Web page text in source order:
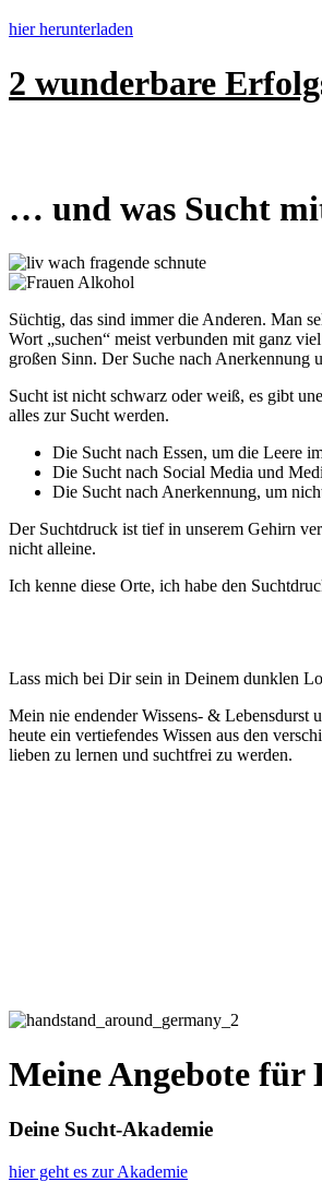
hier herunterladen
2 wunderbare
… und was Sucht
Süchtig, das sind immer die Anderen. Man
Wort „suchen“ meist verbunden mit ganz
großen Sinn. Der Suche nach Anerkennung
Sucht ist nicht schwarz oder weiß, es gibt
alles zur Sucht werden.
Die Sucht nach Essen, um die Leere
Die Sucht nach Social Media und
Die Sucht nach Anerkennung, um
Der Suchtdruck ist tief in unserem Gehirn
nicht alleine.
Ich kenne diese Orte, ich habe den
Lass mich bei Dir sein in Deinem dunklen
Mein nie endender Wissens- & Lebensdurst
heute ein vertiefendes Wissen aus den
lieben zu lernen und suchtfrei zu werden.
Meine Angebote für
Deine Sucht-Akademie
hier geht es zur Akademie